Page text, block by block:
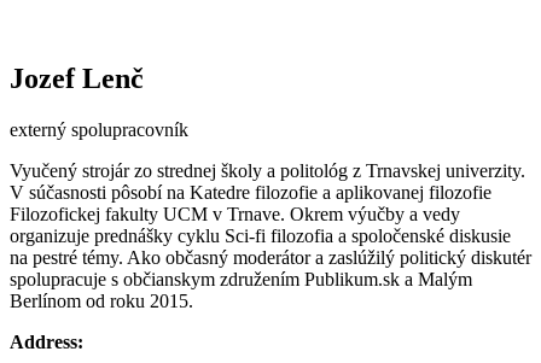
Jozef Lenč
externý spolupracovník
Vyučený strojár zo strednej školy a politológ z Trnavskej univerzity.
V súčasnosti pôsobí na Katedre filozofie a aplikovanej filozofie
Filozofickej fakulty UCM v Trnave. Okrem výučby a vedy
organizuje prednášky cyklu Sci-fi filozofia a spoločenské diskusie
na pestré témy. Ako občasný moderátor a zaslúžilý politický diskutér
spolupracuje s občianskym združením Publikum.sk a Malým
Berlínom od roku 2015.
Address: